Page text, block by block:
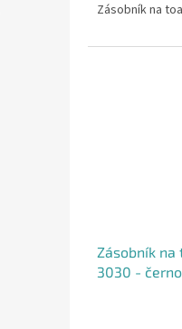
z
hvězdiček.
Zásobník na
Zásobník na
3030 -